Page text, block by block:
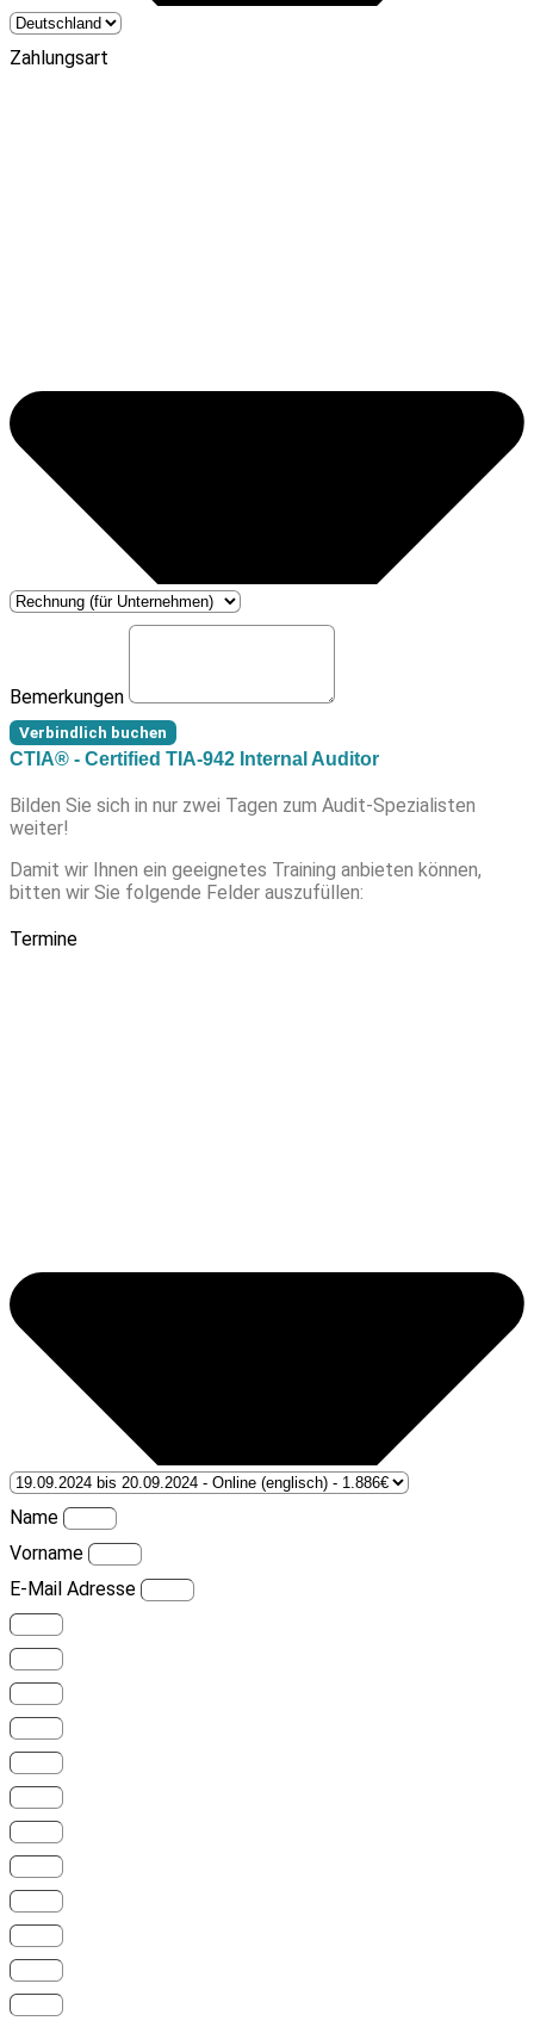
Zahlungsart
Bemerkungen
Verbindlich buchen
CTIA® - Certified TIA-942 Internal Auditor
Bilden Sie sich in nur zwei Tagen zum Audit-Spezialisten
weiter!
Damit wir Ihnen ein geeignetes Training anbieten können,
bitten wir Sie folgende Felder auszufüllen:
Termine
Name
Vorname
E-Mail Adresse